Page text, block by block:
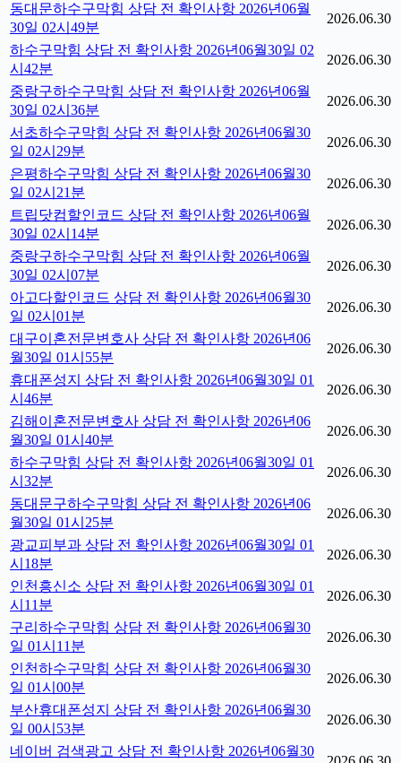
동대문하수구막힘 상담 전 확인사항 2026년06월
30일 02시49분
2026.06.30
하수구막힘 상담 전 확인사항 2026년06월30일 02
시42분
2026.06.30
중랑구하수구막힘 상담 전 확인사항 2026년06월
30일 02시36분
2026.06.30
서초하수구막힘 상담 전 확인사항 2026년06월30
일 02시29분
2026.06.30
은평하수구막힘 상담 전 확인사항 2026년06월30
일 02시21분
2026.06.30
트립닷컴할인코드 상담 전 확인사항 2026년06월
30일 02시14분
2026.06.30
중랑구하수구막힘 상담 전 확인사항 2026년06월
30일 02시07분
2026.06.30
아고다할인코드 상담 전 확인사항 2026년06월30
일 02시01분
2026.06.30
대구이혼전문변호사 상담 전 확인사항 2026년06
월30일 01시55분
2026.06.30
휴대폰성지 상담 전 확인사항 2026년06월30일 01
시46분
2026.06.30
김해이혼전문변호사 상담 전 확인사항 2026년06
월30일 01시40분
2026.06.30
하수구막힘 상담 전 확인사항 2026년06월30일 01
시32분
2026.06.30
동대문구하수구막힘 상담 전 확인사항 2026년06
월30일 01시25분
2026.06.30
광교피부과 상담 전 확인사항 2026년06월30일 01
시18분
2026.06.30
인천흥신소 상담 전 확인사항 2026년06월30일 01
시11분
2026.06.30
구리하수구막힘 상담 전 확인사항 2026년06월30
일 01시11분
2026.06.30
인천하수구막힘 상담 전 확인사항 2026년06월30
일 01시00분
2026.06.30
부산휴대폰성지 상담 전 확인사항 2026년06월30
일 00시53분
2026.06.30
네이버 검색광고 상담 전 확인사항 2026년06월30